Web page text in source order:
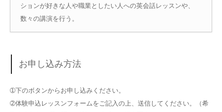
ションが好きな人や職業としたい人への英会話レッスンや、
数々の講演を行う。
お申し込み方法
➀下のボタンからお申し込みください。
➁体験申込レッスンフォームをご記入の上、送信してください。（希